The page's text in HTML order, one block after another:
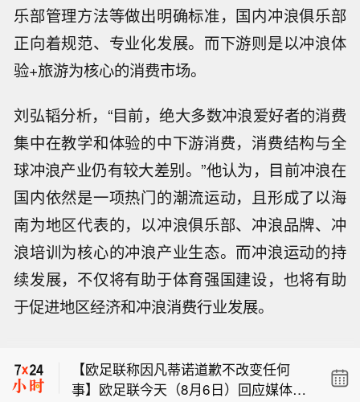
乐部管理方法等做出明确标准，国内冲浪俱乐部
正向着规范、专业化发展。而下游则是以冲浪体
验+旅游为核心的消费市场。
刘弘韬分析，“目前，绝大多数冲浪爱好者的消费
集中在教学和体验的中下游消费，消费结构与全
球冲浪产业仍有较大差别。”他认为，目前冲浪在
国内依然是一项热门的潮流运动，且形成了以海
南为地区代表的，以冲浪俱乐部、冲浪品牌、冲
浪培训为核心的冲浪产业生态。而冲浪运动的持
续发展，不仅将有助于体育强国建设，也将有助
于促进地区经济和冲浪消费行业发展。
市场消息： 普京下令在俄罗斯建设钻石
切割产业集群。
PO以来最大盘中跌幅，该公司此前宣布
暂停派息。
【欧足联称因凡蒂诺道歉不改变任何
事】欧足联今天（8月6日）回应媒体问